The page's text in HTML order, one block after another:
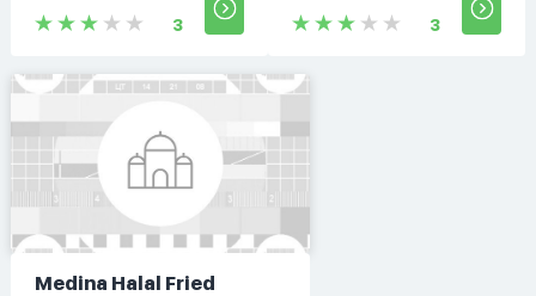
3
3
Medina Halal Fried